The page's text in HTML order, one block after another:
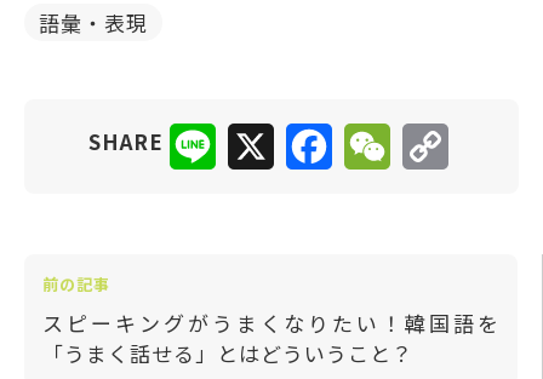
語彙・表現
SHARE Line FacebookWeChat
前の記事
スピーキングがうまくなりたい！韓国語を
「うまく話せる」とはどういうこと？